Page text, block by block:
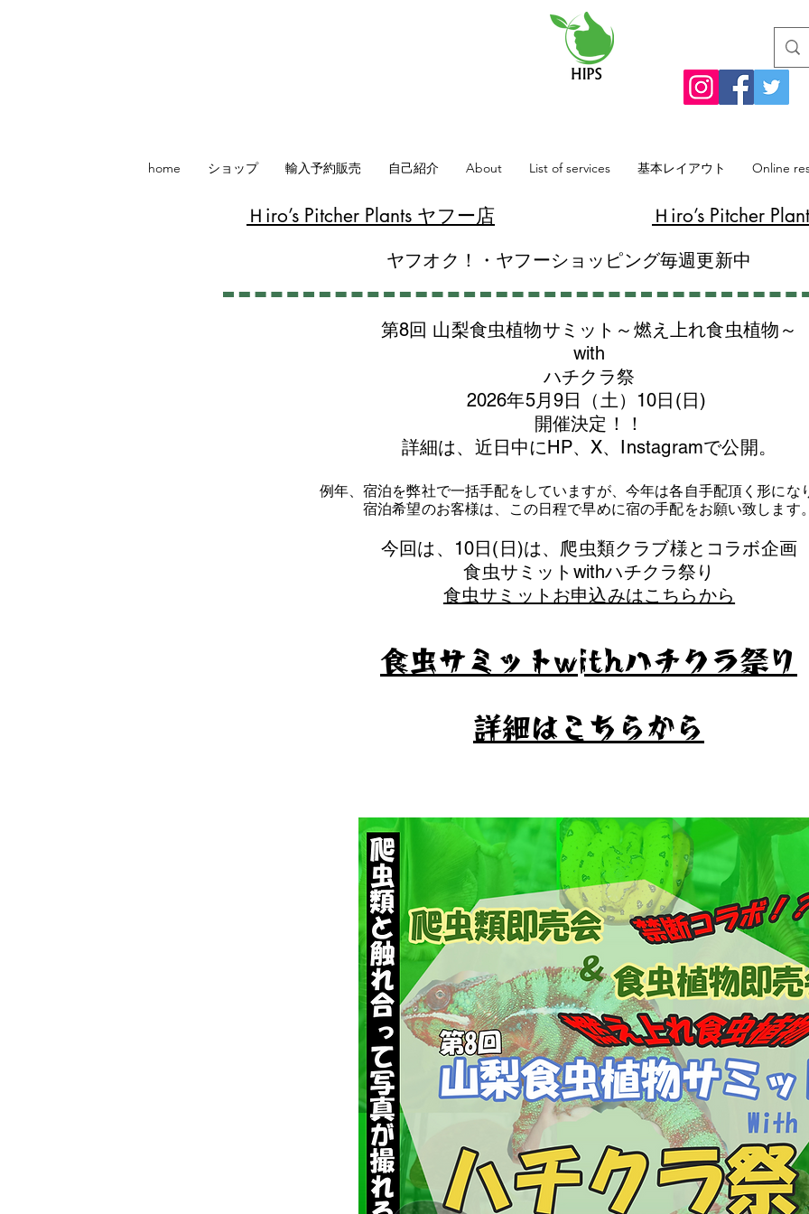
home ショップ 輸入予約販売 自己紹介 About List of services 基本レイアウト Online
​Ｈiro’s Pitcher Plants ヤフー店 Ｈiro’s Pitcher
ヤフオク！・ヤフーショッピング毎週更新中
第8回 山梨食虫植物サミット～燃え上れ食虫植物～
with
​ハチクラ祭
2026年5月9日（土）10日(日)
​開催決定！！
詳細は、近日中にHP、X、Instagramで公開。
例年、宿泊を弊社で一括手配をしていますが、今年は各自手配頂く形にな
​宿泊希望のお客様は、この日程で早めに宿の手配をお願い致します。
​今回は、10日(日)は、爬虫類クラブ様とコラボ企画
​食虫サミットwithハチクラ祭り
食虫サミットお申込みはこちらから
食虫サミットwithハチクラ祭り
​詳細はこちらから